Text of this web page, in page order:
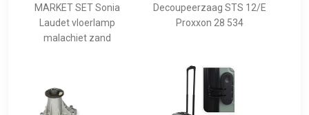
MARKET SET Sonia
Laudet vloerlamp
malachiet zand
Decoupeerzaag STS 12/E
Proxxon 28 534